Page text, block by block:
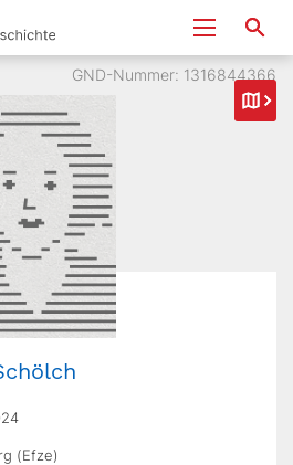
GND-Nummer: 1316844366
(Efze)